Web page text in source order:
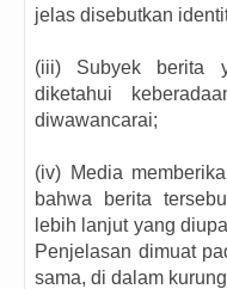
jelas disebutkan
(iii) Subyek berita
diketahui
diwawancarai;
(iv) Media
bahwa berita
lebih lanjut yang
Penjelasan dimuat
sama, di dalam